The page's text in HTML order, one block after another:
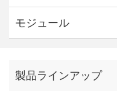
モジュール
製品ラインアップ